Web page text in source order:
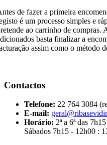
de fazer a primeira
é um processo simples e
ao carrinho de compras.
basta finalizar a
assim como o método
Contactos
Telefone: 22 764 3084
E-mail:
Horário: 2ª a 6ª das
Sábados 7h15 - 12h00 :